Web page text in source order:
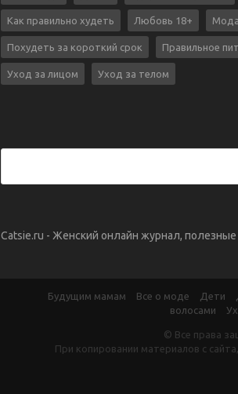
Как правильно худеть Любовь 18+
Похудеть за короткий срок Правильное
Уход за лицом Уход за телом
Catsie.ru - Женский онлайн журнал,
Будущим мамам Все о моде Дети
волосами
© Все права
При копировании материалов с